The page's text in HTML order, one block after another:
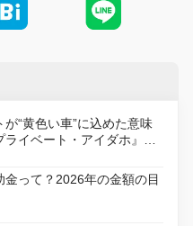
“黄色い車”に込めた意味
イベート・アイダホ』が
版で復活
金って？2026年の金額の目